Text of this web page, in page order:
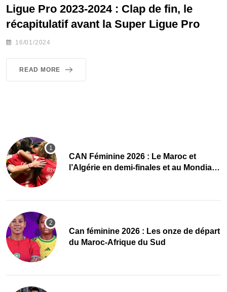
Ligue Pro 2023-2024 : Clap de fin, le
récapitulatif avant la Super Ligue Pro
16/01/2024
READ MORE
CAN Féminine 2026 : Le Maroc et
l’Algérie en demi-finales et au Mondial
‎Can féminine 2026 : Les onze de départ
du Maroc-Afrique du Sud